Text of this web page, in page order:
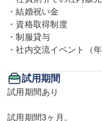
・結婚祝い金
・資格取得制度
・制服貸与
・社内交流イベント（
試用期間
試用期間あり
試用期間3ヶ月。